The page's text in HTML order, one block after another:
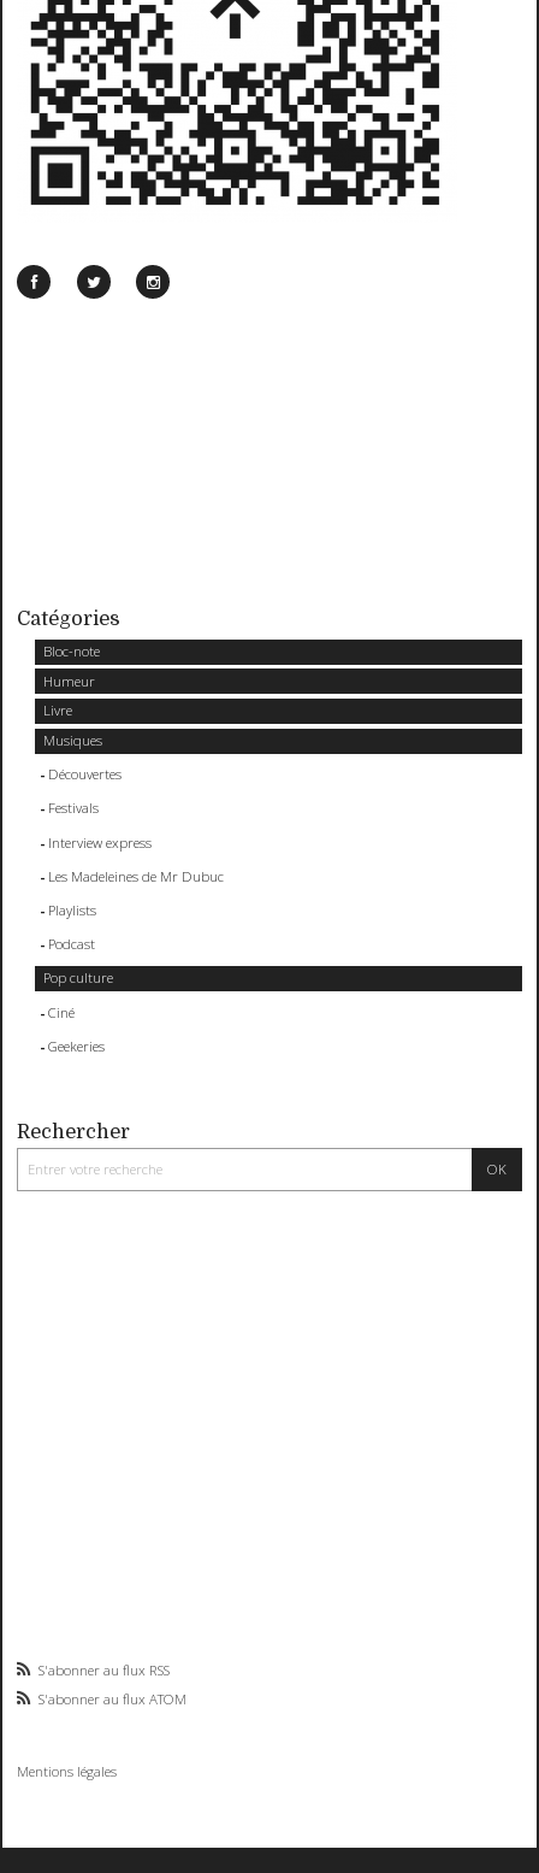
Catégories
Bloc-note
Humeur
Livre
Musiques
Découvertes
Festivals
Interview express
Les Madeleines de Mr Dubuc
Playlists
Podcast
Pop culture
Ciné
Geekeries
Rechercher
S'abonner au flux RSS
S'abonner au flux ATOM
Mentions légales